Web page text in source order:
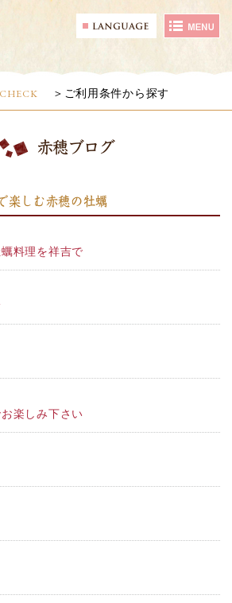
CHECK ご利用条件から探す
赤穂ブログ
楽しむ赤穂の牡蠣
料理を祥吉で
楽しみ下さい